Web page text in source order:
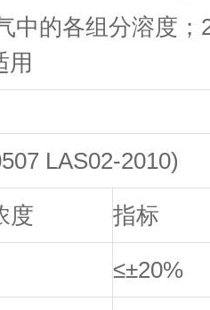
中的各组分溶度
用
LAS02-2010)
度 指标
≤±20%